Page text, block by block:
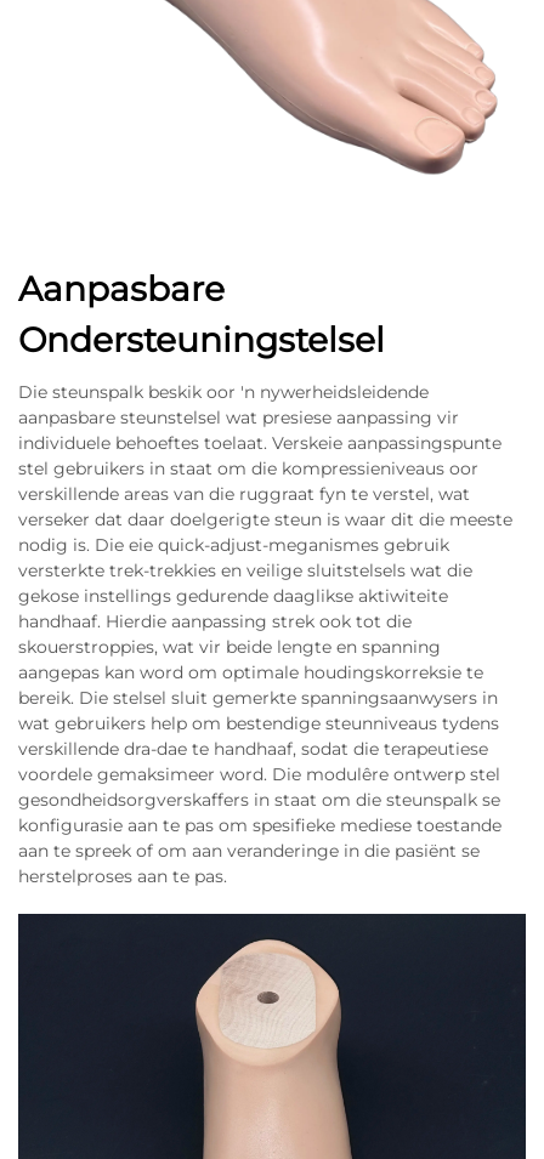
Aanpasbare
Ondersteuningstelsel
Die steunspalk beskik oor 'n nywerheidsleidende
aanpasbare steunstelsel wat presiese aanpassing vir
individuele behoeftes toelaat. Verskeie aanpassingspunte
stel gebruikers in staat om die kompressieniveaus oor
verskillende areas van die ruggraat fyn te verstel, wat
verseker dat daar doelgerigte steun is waar dit die meeste
nodig is. Die eie quick-adjust-meganismes gebruik
versterkte trek-trekkies en veilige sluitstelsels wat die
gekose instellings gedurende daaglikse aktiwiteite
handhaaf. Hierdie aanpassing strek ook tot die
skouerstroppies, wat vir beide lengte en spanning
aangepas kan word om optimale houdingskorreksie te
bereik. Die stelsel sluit gemerkte spanningsaanwysers in
wat gebruikers help om bestendige steunniveaus tydens
verskillende dra-dae te handhaaf, sodat die terapeutiese
voordele gemaksimeer word. Die modulêre ontwerp stel
gesondheidsorgverskaffers in staat om die steunspalk se
konfigurasie aan te pas om spesifieke mediese toestande
aan te spreek of om aan veranderinge in die pasiënt se
herstelproses aan te pas.